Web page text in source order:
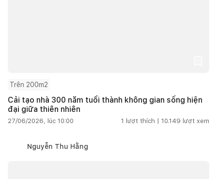
Trên 200m2
Cải tạo nhà 300 năm tuổi thành không gian sống hiện
đại giữa thiên nhiên
27/06/2026, lúc 10:00 1 lượt thích | 10.149 lượt xem
Nguyễn Thu Hằng